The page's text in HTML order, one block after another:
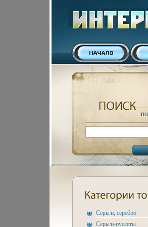
Серьги, серебро
Серьги-пуссеты